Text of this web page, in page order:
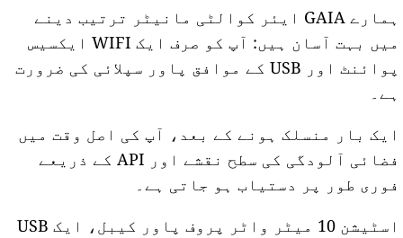
ہمارے GAIA ایئر کوالٹی مانیٹر ترتیب دینے
میں بہت آسان ہیں: آپ کو صرف ایک WIFI ایکسیس
پوائنٹ اور USB کے موافق پاور سپلائی کی ضرورت
ہے۔
ایک بار منسلک ہونے کے بعد، آپ کی اصل وقت میں
فضائی آلودگی کی سطح نقشے اور API کے ذریعے
فوری طور پر دستیاب ہو جاتی ہے۔
اسٹیشن 10 میٹر واٹر پروف پاور کیبل، ایک USB